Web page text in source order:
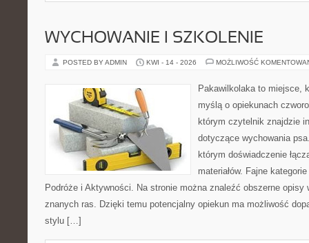
WYCHOWANIE I SZKOLENIE
POSTED BY ADMIN KWI - 14 - 2026 MOŻLIWOŚĆ
Pakawilkolaka to miejsce,
myślą o opiekunach
którym czytelnik znajdzie
dotyczące wychowania
którym doświadczenie
materiałów. Fajne
Podróże i Aktywności. Na stronie można znaleźć obszerne opisy
znanych ras. Dzięki temu potencjalny opiekun ma możliwość
stylu […]